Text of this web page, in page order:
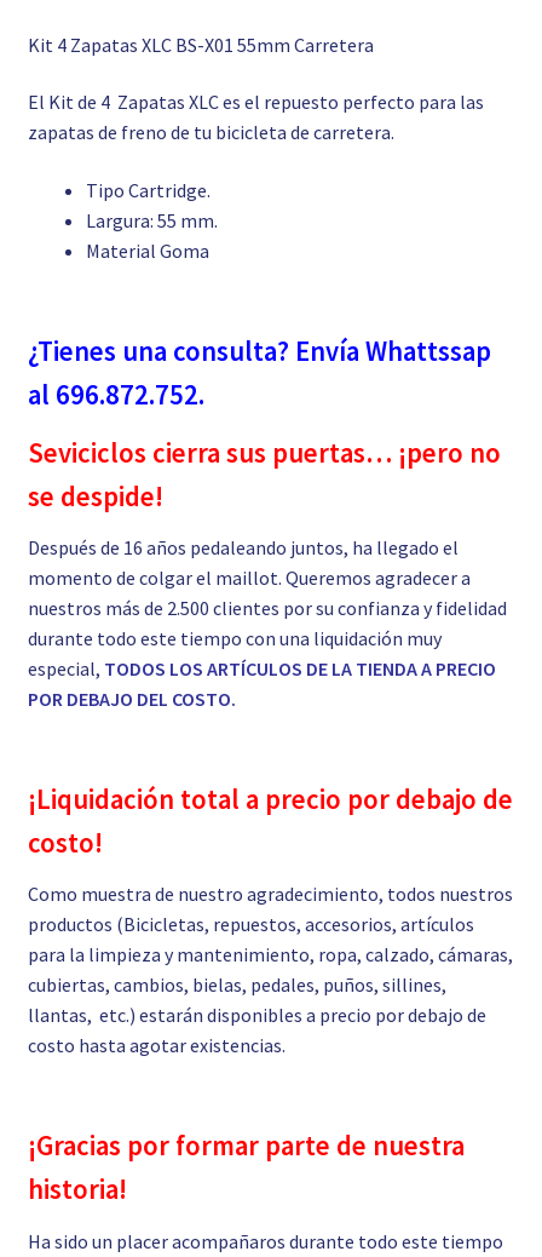
Kit 4 Zapatas XLC BS-X01 55mm Carretera
El Kit de 4 Zapatas XLC es el repuesto perfecto para las
zapatas de freno de tu bicicleta de carretera.
Tipo Cartridge.
Largura: 55 mm.
Material Goma
¿Tienes una consulta? Envía Whattssap
al 696.872.752.
Seviciclos cierra sus puertas… ¡pero no
se despide!
Después de 16 años pedaleando juntos, ha llegado el
momento de colgar el maillot. Queremos agradecer a
nuestros más de 2.500 clientes por su confianza y fidelidad
durante todo este tiempo con una liquidación muy
especial, TODOS LOS ARTÍCULOS DE LA TIENDA A PRECIO
POR DEBAJO DEL COSTO.
¡Liquidación total a precio por debajo de
costo!
Como muestra de nuestro agradecimiento, todos nuestros
productos (Bicicletas, repuestos, accesorios, artículos
para la limpieza y mantenimiento, ropa, calzado, cámaras,
cubiertas, cambios, bielas, pedales, puños, sillines,
llantas, etc.) estarán disponibles a precio por debajo de
costo hasta agotar existencias.
¡Gracias por formar parte de nuestra
historia!
Ha sido un placer acompañaros durante todo este tiempo